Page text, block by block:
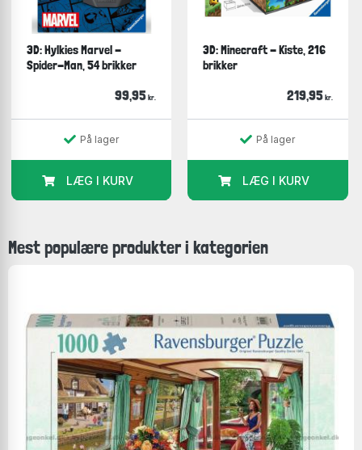
3D: Hylkies Marvel -
Spider-Man, 54 brikker
99,95 kr.
På lager
LÆG I KURV
3D: Minecraft - Kiste, 216
brikker
219,95 kr.
På lager
LÆG I KURV
Mest populære produkter i kategorien